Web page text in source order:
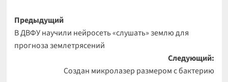
Навигация
записи
Предыдущий
В ДВФУ научили нейросеть «слушать» землю для
прогноза землетрясений
Следующий:
Создан микролазер размером с бактерию